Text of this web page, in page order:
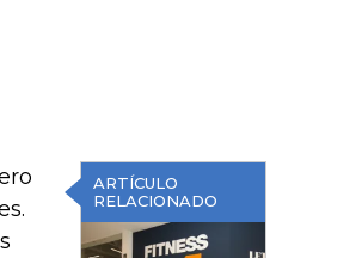
ARTÍCULO
RELACIONADO